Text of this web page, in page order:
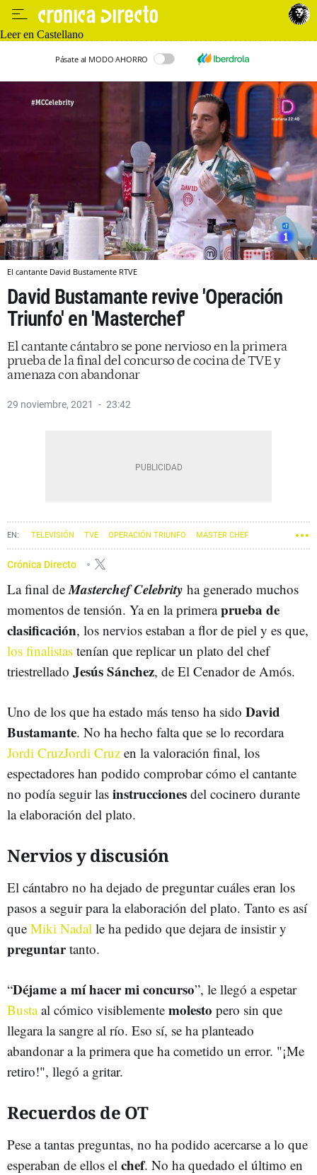
Leer en Castellano
Pásate al MODO AHORRO
El cantante David Bustamente RTVE
David Bustamante revive 'Operación
Triunfo' en 'Masterchef'
El cantante cántabro se pone nervioso en la primera
prueba de la final del concurso de cocina de TVE y
amenaza con abandonar
29 noviembre, 2021 23:42
TELEVISIÓN TVE OPERACIÓN TRIUNFO MASTER CHEF
DAVID BUSTAMANTE
Crónica Directo
La final deMasterchef Celebrity ha generado muchos
momentos de tensión. Ya en la primeraprueba de
clasificación, los nervios estaban a flor de piel y es que,
los finalistas tenían que replicar un plato del chef
triestrellado Jesús Sánchez, de El Cenador de Amós.
Uno de los que ha estado más tenso ha sido David
Bustamante. No ha hecho falta que se lo recordara
Jordi CruzJordi Cruz en la valoración final, los
espectadores han podido comprobar cómo el cantante
no podía seguir las instrucciones del cocinero durante
la elaboración del plato.
Nervios y discusión
El cántabro no ha dejado de preguntar cuáles eran los
pasos a seguir para la elaboración del plato. Tanto es así
que Miki Nadal le ha pedido que dejara de insistir y
preguntartanto.
“Déjame a mí hacer mi concurso”, le llegó a espetar
Bustaal cómico visiblemente molesto pero sin que
llegara la sangre al río. Eso sí, se ha planteado
abandonar a la primera que ha cometido un error. "¡Me
retiro!", llegó a gritar.
Recuerdos de OT
Pese a tantas preguntas, no ha podido acercarse a lo que
esperaban de ellos el chef. No ha quedado el último en